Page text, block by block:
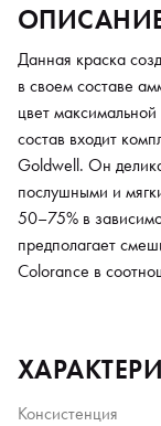
Данная краска
в своем составе
цвет
состав входит
Goldwell. Он
послушными и
50–75% в
предполагает
Colorance в
Консистенция